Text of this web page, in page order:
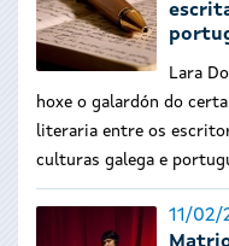
Lara
hoxe o galardón do
literaria entre os
culturas galega e
11/02/